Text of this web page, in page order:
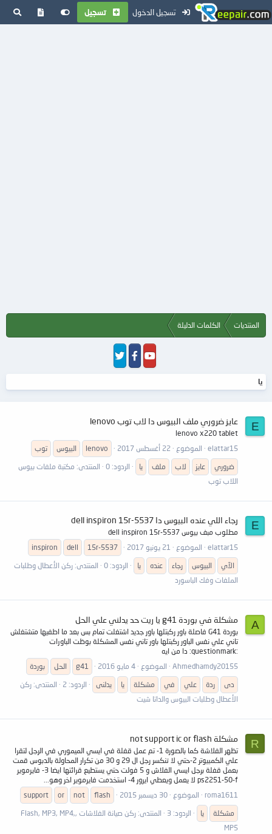
تسجيل الدخول تسجيل
المنتديات الكلمات الدليلة
يا
E عايز ضروري ملف البيوس دا لاب توب lenovo
lenovo x220 tablet
elattar15
الموضوع 22 أغسطس 2017 lenovo البيوس
توب
ضروري
عايز لاب ملف يا الردود: 0 المنتدى: مكتبة ملفات بيوس
اللاب توب
E رجاء اللي عنده البيوس دا dell inspiron 15r-5537
مطلوب مبف بيوس dell inspiron 15r-5537
elattar15
الموضوع 21 يونيو 2017 15r-5537
dell
inspiron
الآي
البيوس رجاء عنده يا الردود: 0 المنتدى: ركن الأعطال وطلبات
الملفات وفك الباسورد
A مشكلة في بوردة g41 يا ريت حد يدلني علي الحل
بوردة G41 فاصلة باور ركبتلها باور جديد اشتغلت تمام بس بعد ما اطفيها متشتغلش
تاني علي نفس الباور ركبتلها باور تاني نفس المشكلة بوظت الباورات
:questionmark: دا من ايه
Ahmedhamdy20155
الموضوع 4 مايو 2016 g41 الحل
بوردة
دى
ردة علي في مشكلة يا يدلنى الردود: 2 المنتدى: ركن
الأعطال وطلبات البيوس والداتا شيت
R مشكلة not support ic or flash
تظهر الفلاشة كما بالصورة 1- تم عمل قفلة في ايسي الميموري في الرجل لتقرا
علي الكمبيوتر 2-حتي لا تنكسر رجل ال 29 و 30 من تكرار المحاولة بالدبوس قمت
بعمل قفلة برجل ايسي الفلاش و 5 فولت حتي يستطيع قرائتها ايضا 3- فايرموير
ps2251-50-f لا يعمل ويعطي ايرور 4- استخدمت فايرموير اخر وهو...
roma1611
الموضوع 30 ديسمبر 2015 flash
not
or
support
مشكلة
يا الردود: 3 المنتدى:
ركن صيانة الفلاشات ,Flash, MP3, MP4,
MP5